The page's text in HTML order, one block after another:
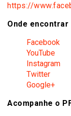
https://
Onde
Facebook
YouTube
Instagram
Twitter
Google+
Acompanhe o